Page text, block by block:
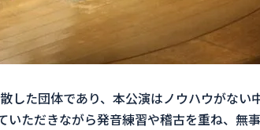
した団体であり、本公演はノウハウがない
ただきながら発音練習や稽古を重ね、無